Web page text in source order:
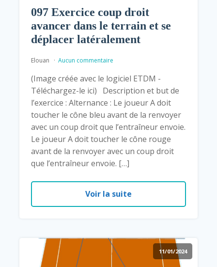
097 Exercice coup droit
avancer dans le terrain et se
déplacer latéralement
Elouan Aucun commentaire
(Image créée avec le logiciel ETDM -
Téléchargez-le ici) Description et but de
l’exercice : Alternance : Le joueur A doit
toucher le cône bleu avant de la renvoyer
avec un coup droit que l’entraîneur envoie.
Le joueur A doit toucher le cône rouge
avant de la renvoyer avec un coup droit
que l’entraîneur envoie. […]
Voir la suite
11/01/2024